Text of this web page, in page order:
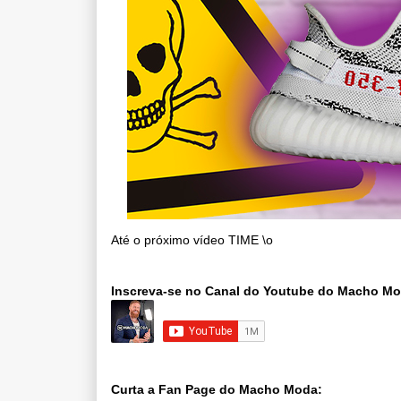
Até o próximo vídeo TIME \o
Inscreva-se no Canal do Youtube do Macho
Curta a Fan Page do Macho Moda: